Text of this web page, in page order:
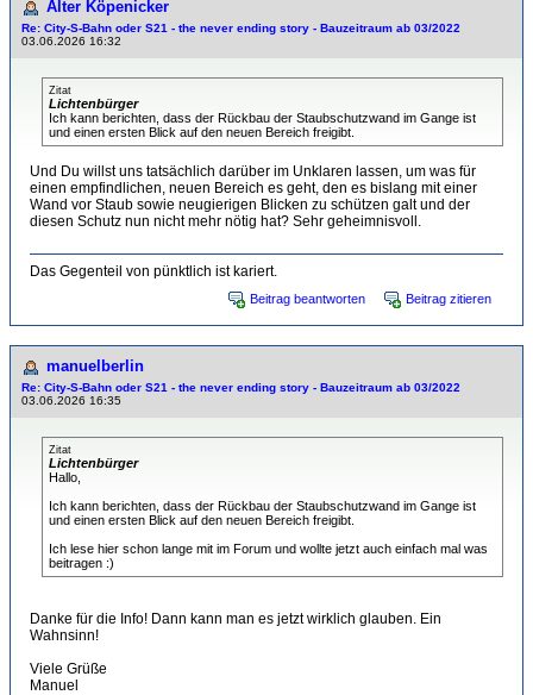
Alter Köpenicker
Re: City-S-Bahn oder S21 - the never ending story - Bauzeitraum ab 03/2022
03.06.2026 16:32
Zitat
Lichtenbürger
Ich kann berichten, dass der Rückbau der Staubschutzwand im Gange ist
und einen ersten Blick auf den neuen Bereich freigibt.
Und Du willst uns tatsächlich darüber im Unklaren lassen, um was für
einen empfindlichen, neuen Bereich es geht, den es bislang mit einer
Wand vor Staub sowie neugierigen Blicken zu schützen galt und der
diesen Schutz nun nicht mehr nötig hat? Sehr geheimnisvoll.
Das Gegenteil von pünktlich ist kariert.
Beitrag beantworten Beitrag zitieren
manuelberlin
Re: City-S-Bahn oder S21 - the never ending story - Bauzeitraum ab 03/2022
03.06.2026 16:35
Zitat
Lichtenbürger
Hallo,
Ich kann berichten, dass der Rückbau der Staubschutzwand im Gange ist
und einen ersten Blick auf den neuen Bereich freigibt.
Ich lese hier schon lange mit im Forum und wollte jetzt auch einfach mal was
beitragen :)
Danke für die Info! Dann kann man es jetzt wirklich glauben. Ein
Wahnsinn!
Viele Grüße
Manuel